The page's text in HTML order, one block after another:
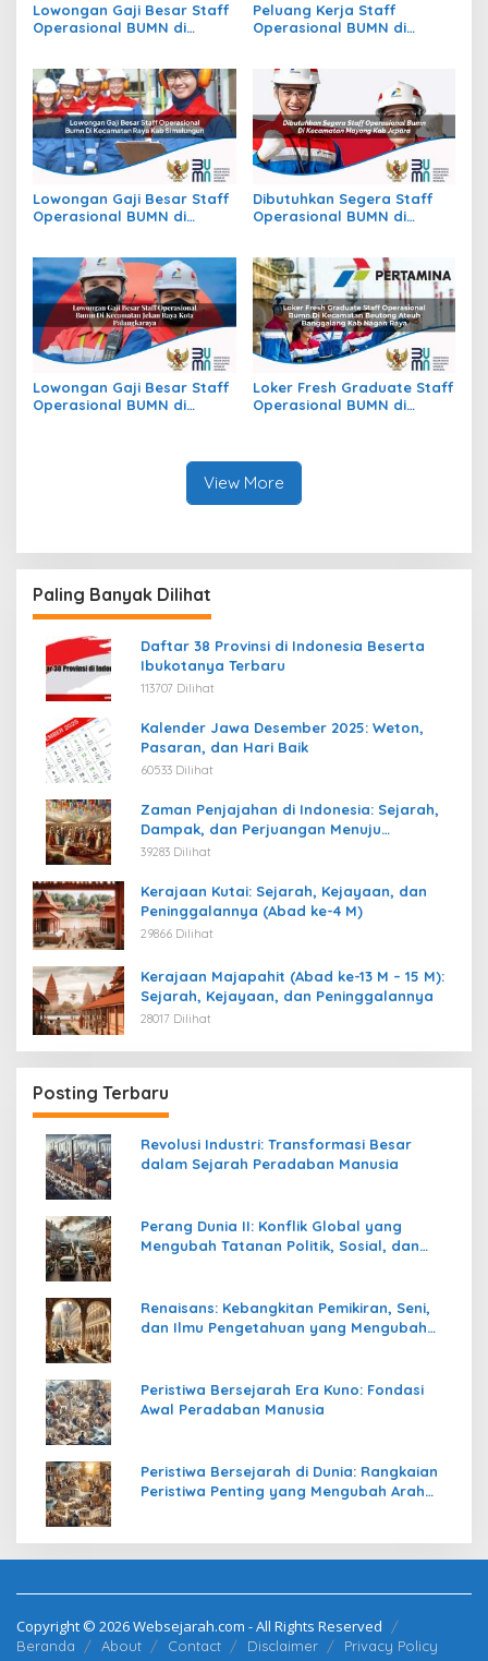
Lowongan Gaji Besar Staff
Operasional BUMN di
Peluang Kerja Staff
Operasional BUMN di
Lowongan Gaji Besar Staff
Operasional BUMN di
Dibutuhkan Segera Staff
Operasional BUMN di
Lowongan Gaji Besar Staff
Operasional BUMN di
Loker Fresh Graduate Staff
Operasional BUMN di
View More
Paling Banyak Dilihat
Daftar 38 Provinsi di Indonesia Beserta
Ibukotanya Terbaru
113707 Dilihat
Kalender Jawa Desember 2025: Weton,
Pasaran, dan Hari Baik
60533 Dilihat
Zaman Penjajahan di Indonesia: Sejarah,
Dampak, dan Perjuangan Menuju
Kemerdekaan
39283 Dilihat
Kerajaan Kutai: Sejarah, Kejayaan, dan
Peninggalannya (Abad ke-4 M)
29866 Dilihat
Kerajaan Majapahit (Abad ke-13 M – 15 M):
Sejarah, Kejayaan, dan Peninggalannya
28017 Dilihat
Posting Terbaru
Revolusi Industri: Transformasi Besar
dalam Sejarah Peradaban Manusia
Perang Dunia II: Konflik Global yang
Mengubah Tatanan Politik, Sosial, dan
Renaisans: Kebangkitan Pemikiran, Seni,
dan Ilmu Pengetahuan yang Mengubah
Peristiwa Bersejarah Era Kuno: Fondasi
Awal Peradaban Manusia
Peristiwa Bersejarah di Dunia: Rangkaian
Peristiwa Penting yang Mengubah Arah
Copyright © 2026 Websejarah.com - All Rights Reserved
Beranda About Contact Disclaimer Privacy Policy